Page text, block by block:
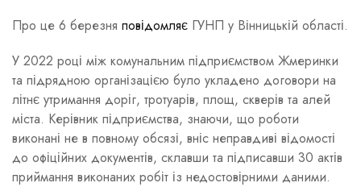
Про це 6 березня повідомляє ГУНП у Вінницькій області.
У 2022 році між комунальним підприємством Жмеринки
та підрядною організацією було укладено договори на
літнє утримання доріг, тротуарів, площ, скверів та алей
міста. Керівник підприємства, знаючи, що роботи
виконані не в повному обсязі, вніс неправдиві відомості
до офіційних документів, склавши та підписавши 30 актів
приймання виконаних робіт із недостовірними даними.